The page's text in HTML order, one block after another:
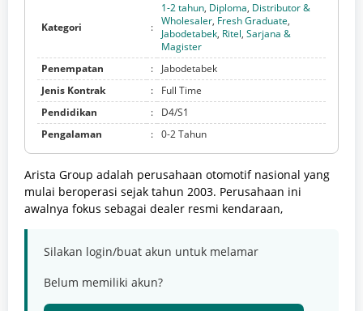
Kategori :
1-2 tahun, Diploma, Distributor &
Wholesaler, Fresh Graduate,
Jabodetabek, Ritel, Sarjana &
Magister
Penempatan
: Jabodetabek
Jenis Kontrak
:
Full Time
Pendidikan
:
D4/S1
Pengalaman
: 0-2 Tahun
Arista Group adalah perusahaan otomotif nasional yang
mulai beroperasi sejak tahun 2003. Perusahaan ini
awalnya fokus sebagai dealer resmi kendaraan,
Silakan login/buat akun untuk melamar
Belum memiliki akun?